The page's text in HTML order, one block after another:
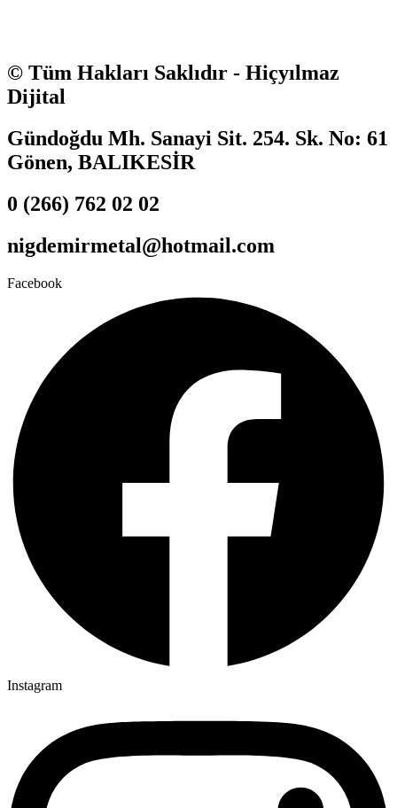
© Tüm Hakları Saklıdır - Hiçyılmaz
Dijital
Gündoğdu Mh. Sanayi Sit. 254. Sk. No: 61
Gönen, BALIKESİR
0 (266) 762 02 02
nigdemirmetal@hotmail.com
Facebook
Instagram